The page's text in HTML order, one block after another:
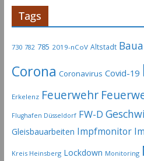
Tags
730 782 785 2019-nCoV Altstadt
Corona Coronavirus Covid-19
Erkelenz Feuerwehr
Flughafen Düsseldorf FW-D
Gleisbauarbeiten Impfmonitor
Kreis Heinsberg Lockdown Monitoring